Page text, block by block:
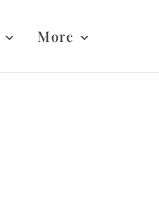
More